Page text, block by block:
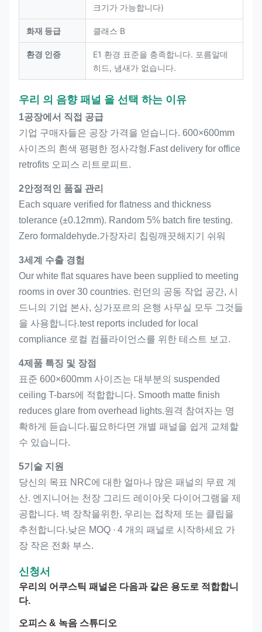
크기가 가능합니다)
화재 등급 클래스 B
환경 인증
E1 환경 표준을 충족합니다. 포름알데
히드, 냄새가 없습니다.
우리 의 음향 패널 을 선택 하는 이유
1공장에서 직접 공급
기업 구매자들은 공장 가격을 얻습니다. 600×600mm
사이즈의 흰색 평평한 정사각형.Fast delivery for office
retrofits 오피스 리트로피트.
2안정적인 품질 관리
Each square verified for flatness and thickness
tolerance (±0.12mm). Random 5% batch fire testing.
Zero formaldehyde.가장자리 칩링깨끗해지기 쉬워
3세계 수출 경험
Our white flat squares have been supplied to meeting
rooms in over 30 countries. 런던의 공동 작업 공간, 시
드니의 기업 본사, 싱가포르의 은행 사무실 모두 그것들
을 사용합니다.test reports included for local
compliance 로컬 컴플라이언스를 위한 테스트 보고.
4제품 특징 및 장점
표준 600×600mm 사이즈는 대부분의 suspended
ceiling T-bars에 적합합니다. Smooth matte finish
reduces glare from overhead lights.원격 참여자는 명
확하게 듣습니다.필요하다면 개별 패널을 쉽게 교체할
수 있습니다.
5기술 지원
당신의 목표 NRC에 대한 얼마나 많은 패널의 무료 계
산. 엔지니어는 천장 그리드 레이아웃 다이어그램을 제
공합니다. 벽 장착을위한, 우리는 접착제 또는 클립을
추천합니다.낮은 MOQ ∙ 4 개의 패널로 시작하세요 가
장 작은 전화 부스.
신청서
우리의 어쿠스틱 패널은 다음과 같은 용도로 적합합니
다.
오피스 & 녹음 스튜디오